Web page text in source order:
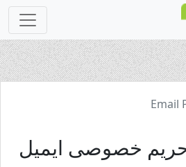
خصوصی ایمیل